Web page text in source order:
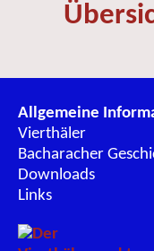
Allgemeine
Vierthäler
Bacharacher
Downloads
Links